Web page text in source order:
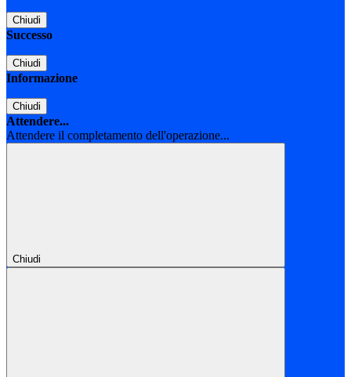
Chiudi
Successo
Chiudi
Informazione
Chiudi
Attendere...
Attendere il completamento dell'operazione...
Chiudi